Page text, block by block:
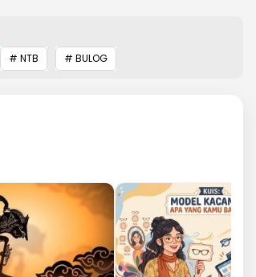
# NTB # BULOG